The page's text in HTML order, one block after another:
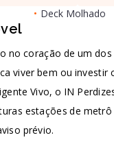
• Deck Molhado
no coração de um
viver bem ou
Vivo, o IN
estações de
prévio.